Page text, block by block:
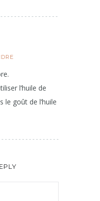
l’huile de
le goût de l’huile